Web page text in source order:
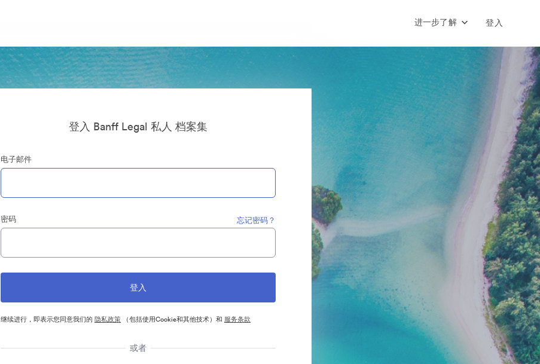
进一步了解 登入
登入 Banff Legal 私人 档案集
电子邮件
密码 忘记密码？
继续进行，即表示您同意我们的 隐私政策 （包括使用Cookie和其他技术）和 服务条款
或者